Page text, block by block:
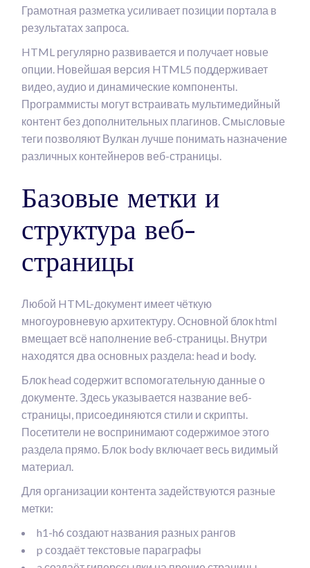
Грамотная разметка усиливает позиции портала в
результатах запроса.
HTML регулярно развивается и получает новые
опции. Новейшая версия HTML5 поддерживает
видео, аудио и динамические компоненты.
Программисты могут встраивать мультимедийный
контент без дополнительных плагинов. Смысловые
теги позволяют Вулкан лучше понимать назначение
различных контейнеров веб-страницы.
Базовые метки и
структура веб-
страницы
Любой HTML-документ имеет чёткую
многоуровневую архитектуру. Основной блок html
вмещает всё наполнение веб-страницы. Внутри
находятся два основных раздела: head и body.
Блок head содержит вспомогательную данные о
документе. Здесь указывается название веб-
страницы, присоединяются стили и скрипты.
Посетители не воспринимают содержимое этого
раздела прямо. Блок body включает весь видимый
материал.
Для организации контента задействуются разные
метки:
h1-h6 создают названия разных рангов
p создаёт текстовые параграфы